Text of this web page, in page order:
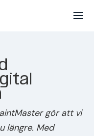
gör att vi
längre. Med